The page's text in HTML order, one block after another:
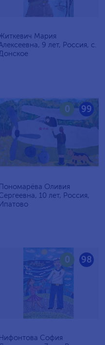
Мария
9 лет, Россия, c.
99
0
Оливия
10 лет, Россия,
98
0
София